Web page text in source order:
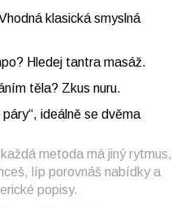
klasická smyslná
Hledej tantra masáž.
těla? Zkus nuru.
ideálně se dvěma
metoda má jiný rytmus,
líp porovnáš nabídky a
popisy.